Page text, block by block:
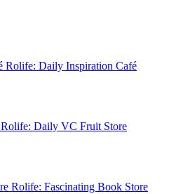
Rolife: Daily Inspiration Café
Rolife: Daily VC Fruit Store
Rolife: Fascinating Book Store